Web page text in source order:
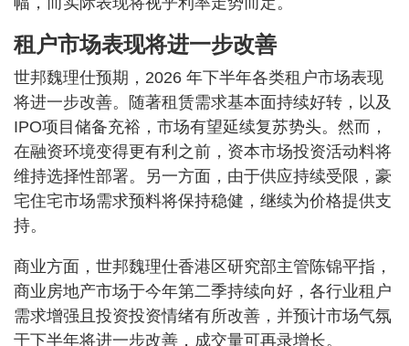
租户市场表现将进一步改善
世邦魏理仕预期，2026 年下半年各类租户市场表现
将进一步改善。随著租赁需求基本面持续好转，以及
IPO项目储备充裕，市场有望延续复苏势头。然而，
在融资环境变得更有利之前，资本市场投资活动料将
维持选择性部署。另一方面，由于供应持续受限，豪
宅住宅市场需求预料将保持稳健，继续为价格提供支
持。
商业方面，世邦魏理仕香港区研究部主管陈锦平指，
商业房地产市场于今年第二季持续向好，各行业租户
需求增强且投资投资情绪有所改善，并预计市场气氛
于下半年将进一步改善，成交量可再录增长。